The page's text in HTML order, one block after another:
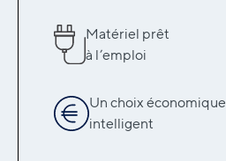
Matériel prêt
à l’emploi
Un choix économique
intelligent